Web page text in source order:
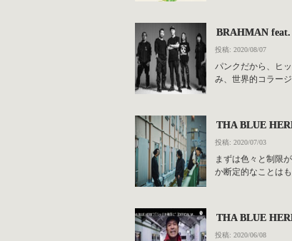
BRAHMAN
投稿: 2020/08/07
パンクだから、ヒ
み、世界的コラー
THA BLUE
投稿: 2020/07/03
まずは色々と制限
か断定的なことは
THA BLUE
投稿: 2020/06/08